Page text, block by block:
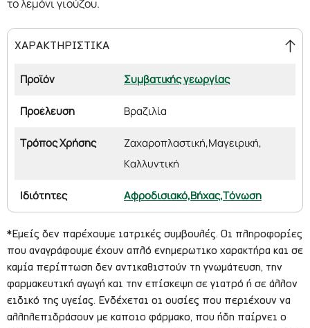
το λεμόνι γιούζου.
ΧΑΡΑΚΤΗΡΙΣΤΙΚΑ
Προϊόν Συμβατικής γεωργίας
Προέλευση Βραζιλία
Τρόπος Χρήσης Ζαχαροπλαστική,Μαγειρική,
Καλλυντική
Ιδιότητες Αφροδισιακό,Βήχας,Τόνωση
*Εμείς δεν παρέχουμε ιατρικές συμβουλές. Οι πληροφορίες
που αναγράφουμε έχουν απλό ενημερωτικο χαρακτήρα και σε
καμία περίπτωση δεν αντικαθιστούν τη γνωμάτευση, την
φαρμακευτική αγωγή και την επίσκεψη σε γιατρό ή σε άλλον
ειδικό της υγείας. Ενδέχεται οι ουσίες που περιέχουν να
αλληλεπιδράσουν με καποιο φάρμακο, που ήδη παίρνει ο